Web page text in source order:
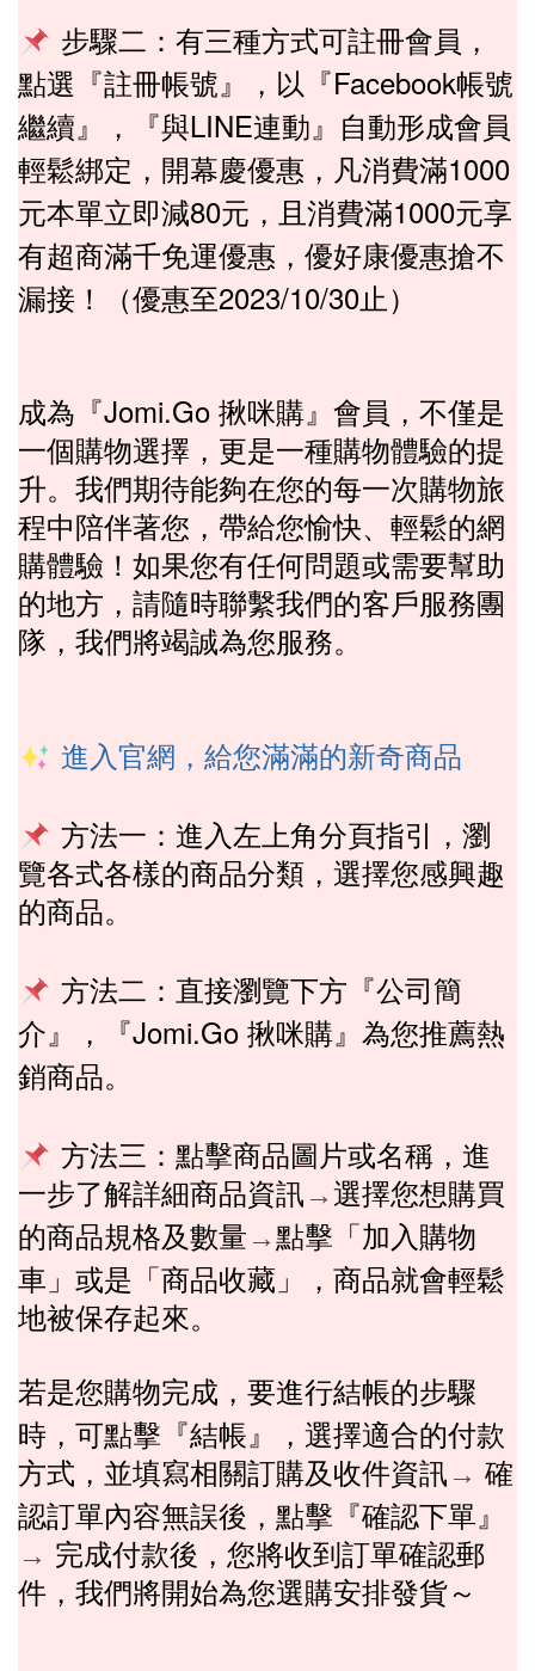
步驟二：有三種方式可註冊會員，
點選『註冊帳號』，以『Facebook帳號
繼續』，『與LINE連動』自動形成會員
輕鬆綁定，開幕慶優惠，凡消費滿1000
元本單立即減80元，且消費滿1000元享
有超商滿千免運優惠，優好康優惠搶不
漏接！（優惠至2023/10/30止）
成為 『Jomi.Go 揪咪購』 會員，不僅是
一個購物選擇，更是一種購物體驗的提
升。我們期待能夠在您的每一次購物旅
程中陪伴著您，帶給您愉快、輕鬆的網
購體驗！如果您有任何問題或需要幫助
的地方，請隨時聯繫我們的客戶服務團
隊，我們將竭誠為您服務。
進入官網 ， 給您滿滿的新奇商品
方法一： 進入左上角分頁指引 ， 瀏
覽各式各樣的商品分類，選擇您感興趣
的商品。
方法二： 直接瀏覽下方 『公司簡
介』， 『Jomi.Go 揪咪購』為您推薦熱
銷商品。
方法三 ： 點擊商品圖片或名稱，進
一步了解詳細商品資訊 →選擇您想購買
的商品規格及數量 →點擊「加入購物
車」或是 「商品收藏」
，商品就會輕鬆
地被保存起來。
若是您購物完成，要進行結帳的步驟
時，可點擊 『結帳』
，選擇適合的付款
方式，並填寫相關訂購及收件資訊 → 確
認訂單內容無誤後，點擊 『確認下單』
→ 完成付款後，您將收到訂單確認郵
件，我們將開始為您選購安排發貨～